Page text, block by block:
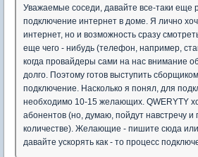
Уважаемые соседи, давайте все-таки еще
подключение интернет в доме. Я лично
интернет, но и возможность сразу
еще чего - нибудь (телефон, например,
когда провайдеры сами на нас внимание
долго. Поэтому готов выступить
подключение. Насколько я понял, для
необходимо 10-15 желающих. QWERYTY
абонентов (но, думаю, пойдут навстречу
количестве). Желающие - пишите сюда или
давайте ускорять как - то процесс